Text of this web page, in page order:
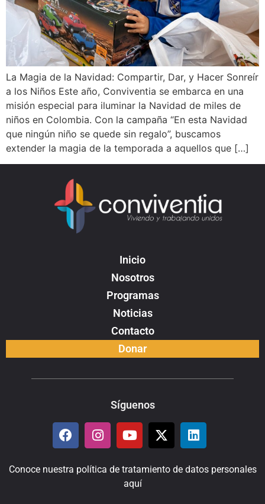
La Magia de la Navidad: Compartir, Dar, y Hacer Sonreír
a los Niños Este año, Conviventia se embarca en una
misión especial para iluminar la Navidad de miles de
niños en Colombia. Con la campaña “En esta Navidad
que ningún niño se quede sin regalo”, buscamos
extender la magia de la temporada a aquellos que […]
Inicio
Nosotros
Programas
Noticias
Contacto
Donar
Síguenos
Conoce nuestra política de tratamiento de datos personales
aquí